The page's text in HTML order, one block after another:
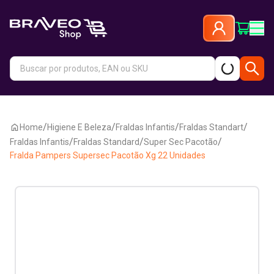
Home/Higiene E Beleza/Fraldas Infantis/Fraldas Standart/
Fraldas Infantis/Fraldas Standard/Super Sec Pacotão/
Fralda Pampers Supersec Pacotão Xg 22 Unidades